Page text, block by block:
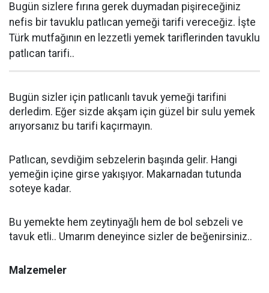
Bugün sizlere fırına gerek duymadan pişireceğiniz
nefis bir tavuklu patlıcan yemeği tarifi vereceğiz. İşte
Türk mutfağının en lezzetli yemek tariflerinden tavuklu
patlıcan tarifi..
Bugün sizler için patlıcanlı tavuk yemeği tarifini
derledim. Eğer sizde akşam için güzel bir sulu yemek
arıyorsanız bu tarifi kaçırmayın.
Patlıcan, sevdiğim sebzelerin başında gelir. Hangi
yemeğin içine girse yakışıyor. Makarnadan tutunda
soteye kadar.
Bu yemekte hem zeytinyağlı hem de bol sebzeli ve
tavuk etli.. Umarım deneyince sizler de beğenirsiniz..
Malzemeler